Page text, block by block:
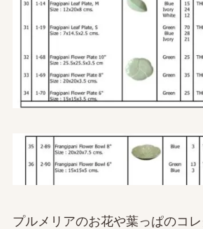
プルメリアのお花や葉っぱのコレ